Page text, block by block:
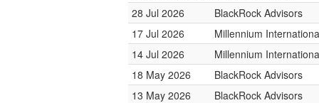
28 Jul 2026
BlackRock Advisors
17 Jul 2026
Millennium
14 Jul 2026
Millennium
18 May 2026
BlackRock Advisors
13 May 2026
BlackRock Advisors